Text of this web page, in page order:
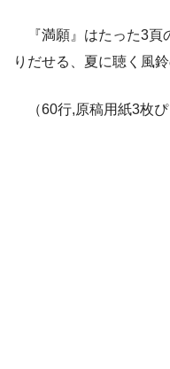
『満願』はたった3頁
りだせる、夏に聴く風
（60行,原稿用紙3枚ぴ